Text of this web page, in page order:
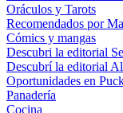
Oráculos y Tarots
Recomendados por
Cómics y mangas
Descubri la editorial
Descubrí la editorial
Oportunidades en
Panadería
Cocina